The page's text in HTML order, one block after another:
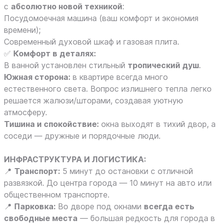
с абсолютно новой техникой:
Посудомоечная машина (ваш комфорт и экономия
времени);
Современный духовой шкаф и газовая плита.
✅ Комфорт в деталях:
В ванной установлен стильный тропический душ.
Южная сторона: в квартире всегда много
естественного света. Вопрос излишнего тепла легко
решается жалюзи/шторами, создавая уютную
атмосферу.
Тишина и спокойствие: окна выходят в тихий двор, а
соседи — дружные и порядочные люди.
ИНФРАСТРУКТУРА И ЛОГИСТИКА:
📍 Транспорт: 5 минут до остановки с отличной
развязкой. До центра города — 10 минут на авто или
общественном транспорте.
📍 Парковка: Во дворе под окнами всегда есть
свободные места — большая редкость для города в